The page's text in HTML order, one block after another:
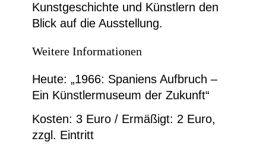
Kunstgeschichte und Künstlern den
Blick auf die Ausstellung.
Weitere Informationen
Heute: „1966: Spaniens Aufbruch –
Ein Künstlermuseum der Zukunft“
Kosten: 3 Euro / Ermäßigt: 2 Euro,
zzgl. Eintritt